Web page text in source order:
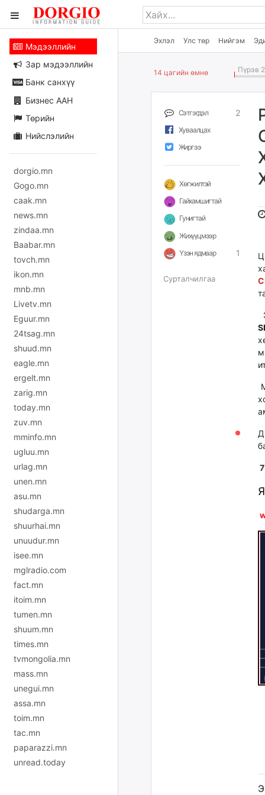
Эхлэл Улс төр Нийгэм
Мэдээллийн
Зар мэдээллийн
Банк санхүү
Бизнес ААН
Төрийн
Нийслэлийн
dorgio.mn
Gogo.mn
caak.mn
news.mn
zindaa.mn
Baabar.mn
tovch.mn
ikon.mn
mnb.mn
Livetv.mn
Eguur.mn
24tsag.mn
shuud.mn
eagle.mn
ergelt.mn
zarig.mn
today.mn
zuv.mn
mminfo.mn
ugluu.mn
urlag.mn
unen.mn
asu.mn
shudarga.mn
shuurhai.mn
unuudur.mn
isee.mn
mglradio.com
fact.mn
itoim.mn
tumen.mn
shuum.mn
times.mn
tvmongolia.mn
mass.mn
unegui.mn
assa.mn
toim.mn
tac.mn
paparazzi.mn
unread.today
14 цагийн өмнө Пүрэв
Сэтгэгдэл 2
Хуваалцах
Жиргээ
Хөгжилтэй
Гайхамшигтай
Гунигтай
Жихүүцмээр
Үзэн ядмаар
1
Сурталчилгаа